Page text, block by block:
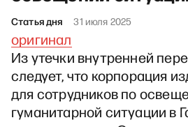
Статья дня 31 июля 2025
оригинал
Из утечки внутренней
следует, что корпорация
для сотрудников по
гуманитарной ситуации в